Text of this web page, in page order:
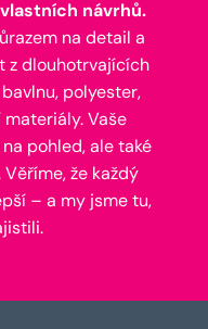
návrhů.
na detail a
z dlouhotrvajících
polyester,
Vaše
pohled, ale také
že každý
– a my jsme tu,